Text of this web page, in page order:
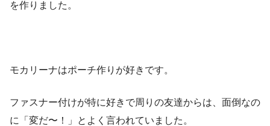
を作りました。
モカリーナはポーチ作りが好きです。
ファスナー付けが特に好きで周りの友達からは、面倒なの
に「変だ〜！」とよく言われていました。